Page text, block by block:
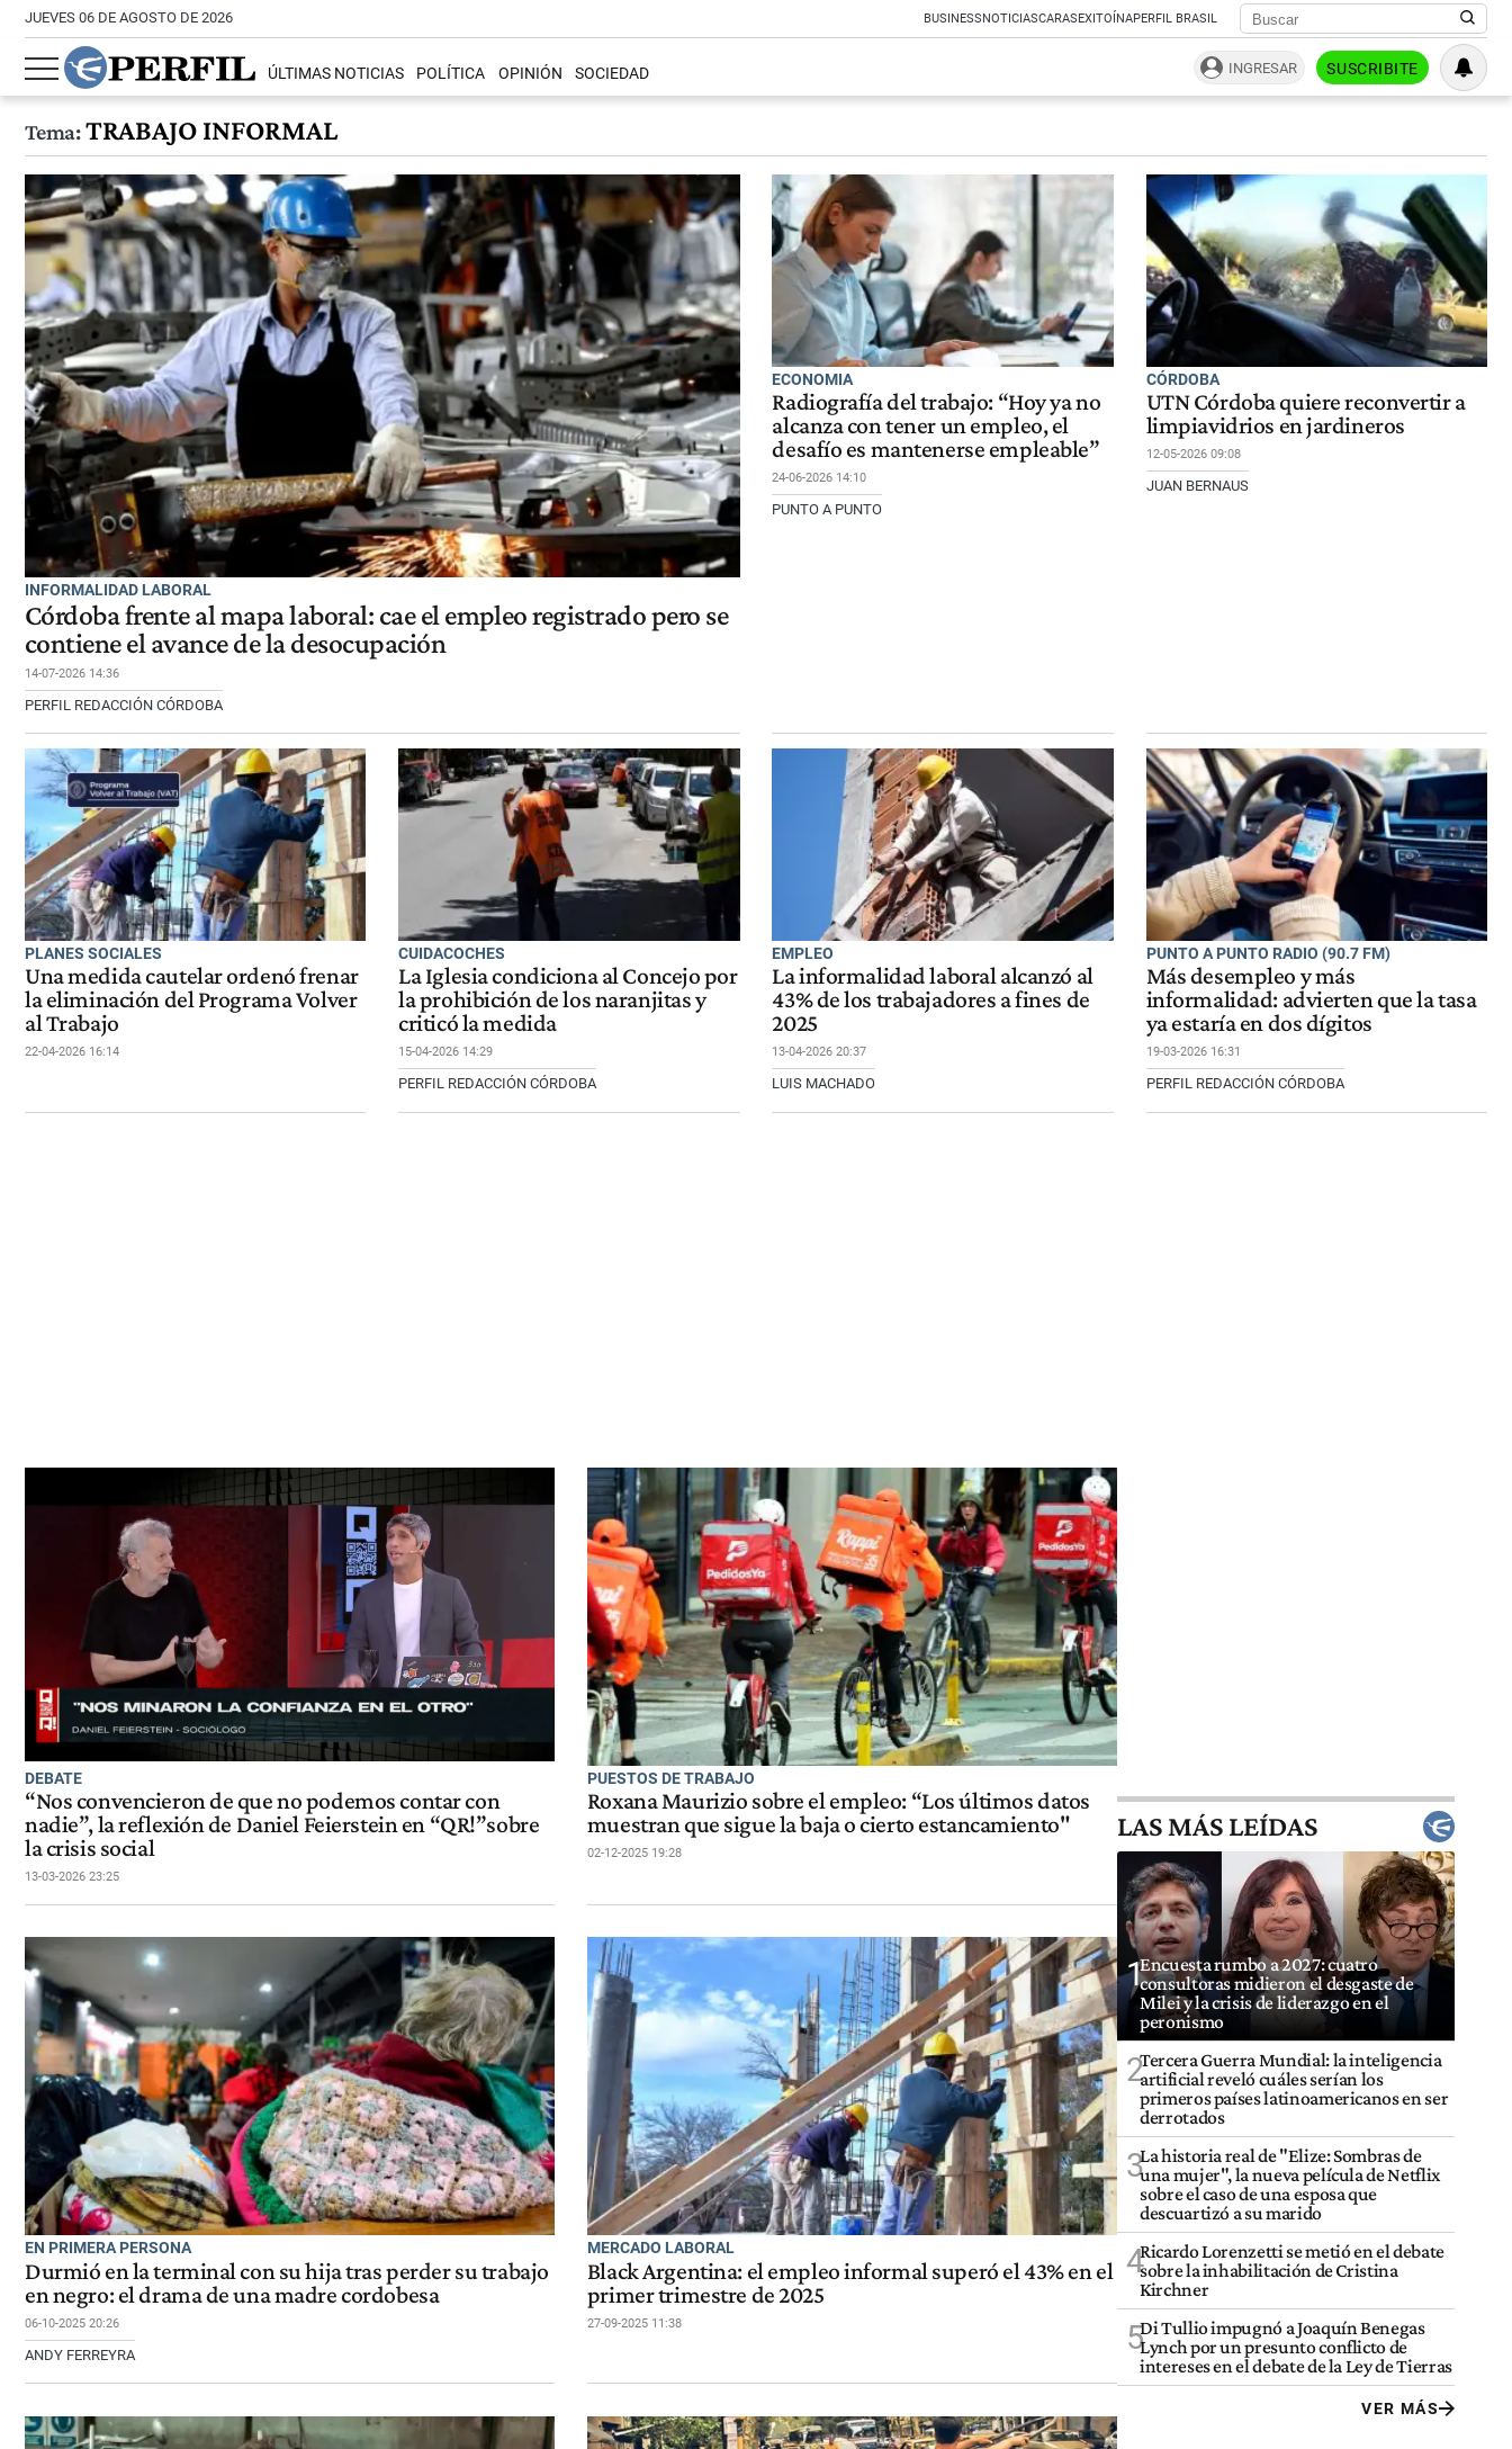
JUEVES 06 DE AGOSTO DE 2026 BUSINESSNOTICIASCARASEXITOÍNAPERFIL BRASIL
ÚLTIMAS NOTICIAS POLÍTICA OPINIÓN SOCIEDAD INGRESAR SUSCRIBITE
Tema:TRABAJO INFORMAL
INFORMALIDAD LABORAL
Córdoba frente al mapa laboral: cae el empleo registrado pero se
contiene el avance de la desocupación
14-07-2026 14:36
PERFIL REDACCIÓN CÓRDOBA
ECONOMIA
Radiografía del trabajo: “Hoy ya no
alcanza con tener un empleo, el
desafío es mantenerse empleable”
24-06-2026 14:10
PUNTO A PUNTO
CÓRDOBA
UTN Córdoba quiere reconvertir a
limpiavidrios en jardineros
12-05-2026 09:08
JUAN BERNAUS
PLANES SOCIALES
Una medida cautelar ordenó frenar
la eliminación del Programa Volver
al Trabajo
22-04-2026 16:14
CUIDACOCHES
La Iglesia condiciona al Concejo por
la prohibición de los naranjitas y
criticó la medida
15-04-2026 14:29
PERFIL REDACCIÓN CÓRDOBA
EMPLEO
La informalidad laboral alcanzó al
43% de los trabajadores a fines de
2025
13-04-2026 20:37
LUIS MACHADO
PUNTO A PUNTO RADIO (90.7 FM)
Más desempleo y más
informalidad: advierten que la tasa
ya estaría en dos dígitos
19-03-2026 16:31
PERFIL REDACCIÓN CÓRDOBA
DEBATE
“Nos convencieron de que no podemos contar con
nadie”, la reflexión de Daniel Feierstein en “QR!”sobre
la crisis social
13-03-2026 23:25
PUESTOS DE TRABAJO
Roxana Maurizio sobre el empleo: “Los últimos datos
muestran que sigue la baja o cierto estancamiento"
02-12-2025 19:28
EN PRIMERA PERSONA
Durmió en la terminal con su hija tras perder su trabajo
en negro: el drama de una madre cordobesa
06-10-2025 20:26
ANDY FERREYRA
MERCADO LABORAL
Black Argentina: el empleo informal superó el 43% en el
primer trimestre de 2025
27-09-2025 11:38
LAS MÁS LEÍDAS
1Encuesta rumbo a 2027: cuatro
consultoras midieron el desgaste de
Milei y la crisis de liderazgo en el
peronismo
2Tercera Guerra Mundial: la inteligencia
artificial reveló cuáles serían los
primeros países latinoamericanos en ser
derrotados
3La historia real de "Elize: Sombras de
una mujer", la nueva película de Netflix
sobre el caso de una esposa que
descuartizó a su marido
4Ricardo Lorenzetti se metió en el debate
sobre la inhabilitación de Cristina
Kirchner
5Di Tullio impugnó a Joaquín Benegas
Lynch por un presunto conflicto de
intereses en el debate de la Ley de Tierras
VER MÁS